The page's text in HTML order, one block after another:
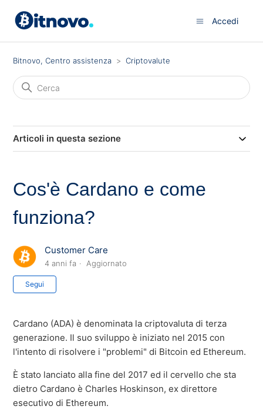
Accedi
Bitnovo, Centro assistenza Criptovalute
Articoli in questa sezione
Cos'è Cardano e come
funziona?
Customer Care
4 anni fa Aggiornato
Segui
Cardano (ADA) è denominata la criptovaluta di terza
generazione. Il suo sviluppo è iniziato nel 2015 con
l'intento di risolvere i "problemi" di Bitcoin ed Ethereum.
È stato lanciato alla fine del 2017 ed il cervello che sta
dietro Cardano è Charles Hoskinson, ex direttore
esecutivo di Ethereum.